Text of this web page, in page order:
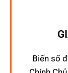
Biến số